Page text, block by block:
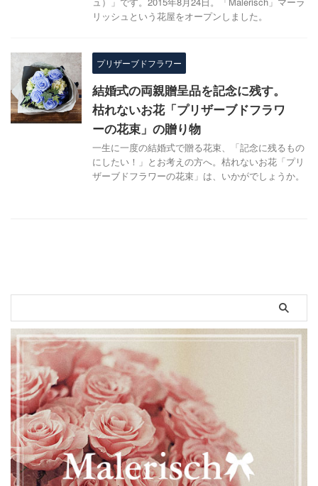
リッシュという花屋をオープンしました。
プリザーブドフラワー
結婚式の両親贈呈品を記念に残す。
枯れないお花「プリザーブドフラワ
ーの花束」の贈り物
一生に一度の結婚式で贈る花束、「記念に残るもの
にしたい！」とお考えの方へ。枯れないお花「プリ
ザーブドフラワーの花束」は、いかがでしょうか。